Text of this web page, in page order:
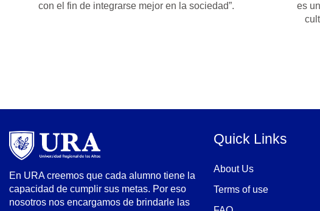
con el fin de integrarse mejor en la sociedad”.
es
En URA creemos que cada alumno tiene la
capacidad de cumplir sus metas. Por eso
nosotros nos encargamos de brindarle las
Quick Links
About Us
Terms of use